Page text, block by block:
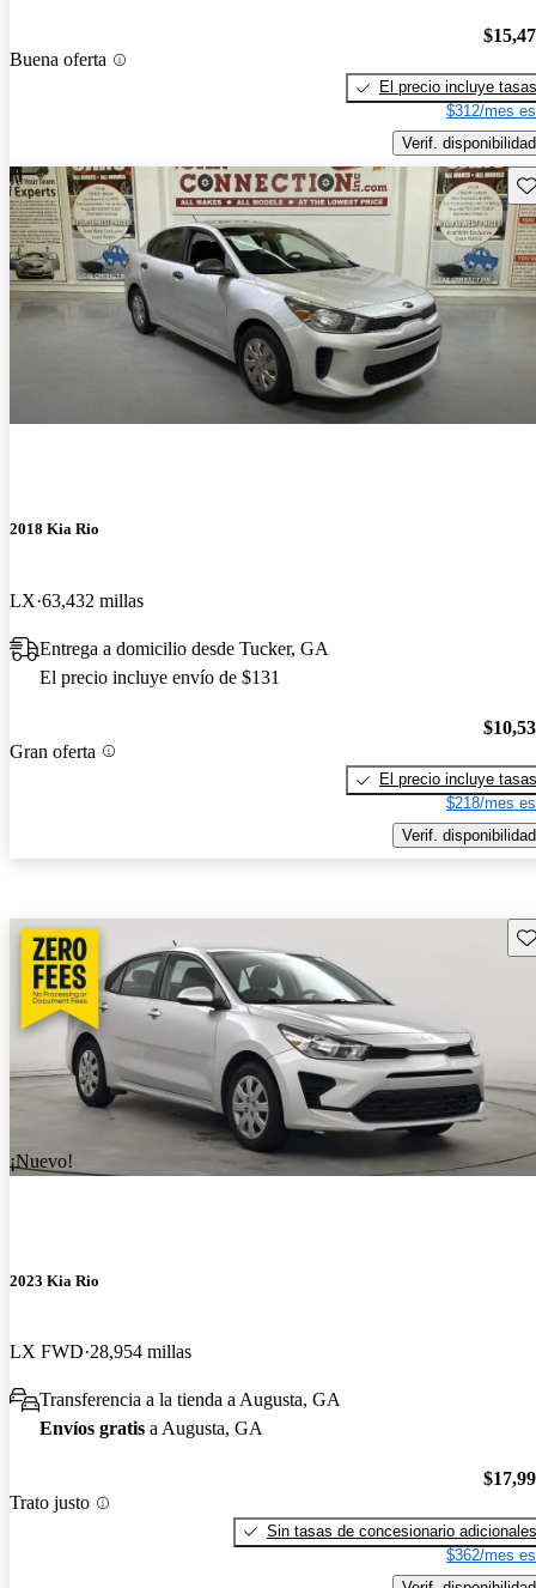
Buena oferta
El precio incluye tasas
$312/mes
Verif. disponibilidad
2018 Kia Rio
LX 63,432 millas
Entrega a domicilio desde Tucker, GA
El precio incluye envío de $131
Gran oferta
El precio incluye tasas
$218/mes
Verif. disponibilidad
¡Nuevo!
2023 Kia Rio
LX FWD 28,954 millas
Transferencia a la tienda a Augusta, GA
Envíos gratis a Augusta, GA
Trato justo
Sin tasas de concesionario adicionales
$362/mes